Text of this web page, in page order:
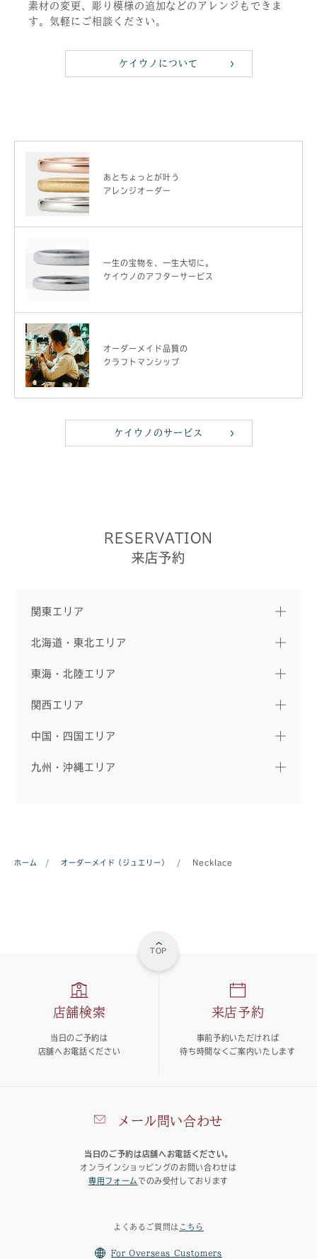
素材の変更、彫り模様の追加などのアレンジもできま
す。気軽にご相談ください。
ケイウノについて
あとちょっとが叶う
アレンジオーダー
一生の宝物を、一生大切に。
ケイウノのアフターサービス
オーダーメイド品質の
クラフトマンシップ
ケイウノのサービス
RESERVATION
来店予約
関東エリア
北海道・東北エリア
東海・北陸エリア
関西エリア
中国・四国エリア
九州・沖縄エリア
ホーム / オーダーメイド（ジュエリー） / Necklace
TOP
メール問い合わせ
当日のご予約は店舗へお電話ください。
オンラインショッピングのお問い合わせは
専用フォーム でのみ受付しております
店舗検索
当日のご予約は
店舗へお電話ください
来店予約
事前予約いただければ
待ち時間なくご案内いたします
よくあるご質問は こちら
For Overseas Customers